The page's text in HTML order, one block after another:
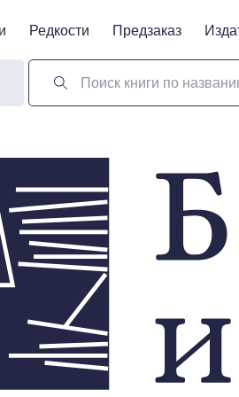
Поиск книги по
Предзаказ
Редкости Предзаказ
Редкости